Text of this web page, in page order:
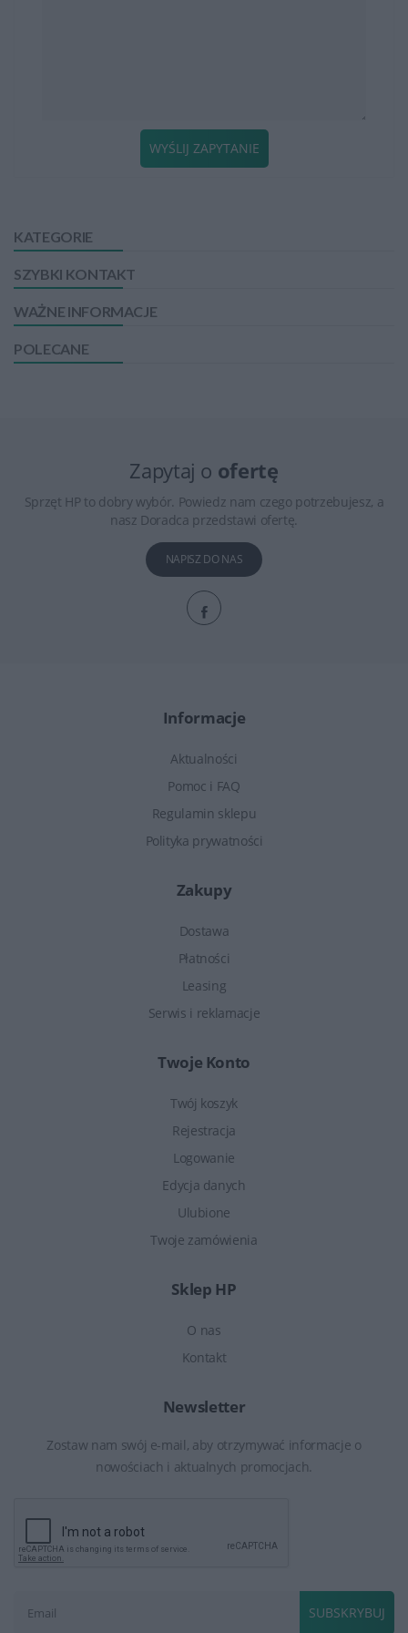
KATEGORIE
SZYBKI KONTAKT
WAŻNE INFORMACJE
POLECANE
WYŚLIJ ZAPYTANIE
Zapytaj o ofertę
Sprzęt HP to dobry wybór. Powiedz nam czego potrzebujesz, a
nasz Doradca przedstawi ofertę.
NAPISZ DO NAS
Informacje
Aktualności
Pomoc i FAQ
Regulamin sklepu
Polityka prywatności
Zakupy
Dostawa
Płatności
Leasing
Serwis i reklamacje
Twoje Konto
Twój koszyk
Rejestracja
Logowanie
Edycja danych
Ulubione
Twoje zamówienia
Sklep HP
O nas
Kontakt
Newsletter
Zostaw nam swój e-mail, aby otrzymywać informacje o
nowościach i aktualnych promocjach.
SUBSKRYBUJ